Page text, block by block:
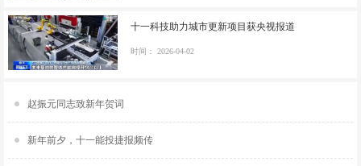
十一科技助力城市更新项目获央视报道
时间： 2026-04-02
赵振元同志致新年贺词
新年前夕，十一能投捷报频传